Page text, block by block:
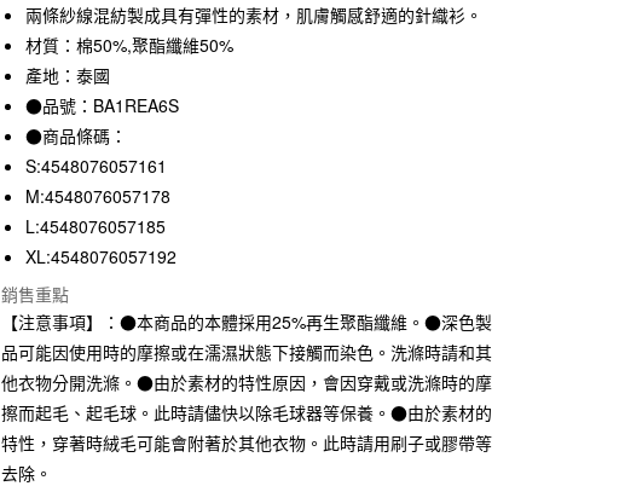
信用卡分期付款
3 期 0 利率 每期
合作金庫商業銀行
華南商業銀行
上海商業儲蓄銀行
臺灣中小企業銀行
匯豐（台灣）商業銀行
聯邦商業銀行
元大商業銀行
玉山商業銀行
台新國際商業銀行
中國信託商業銀行
台灣樂天信用卡公司
超商取貨付款
LINE Pay
Apple Pay
街口支付
悠遊付
運送方式
全家取貨付款
每筆NT$65，滿NT$1,000(含以上)免運費
兩條紗線混紡製成具有彈性的素材，肌膚觸感舒適的針織衫。
材質：棉50%,聚酯纖維50%
產地：泰國
●品號：BA1REA6S
●商品條碼：
S:4548076057161
M:4548076057178
L:4548076057185
XL:4548076057192
銷售重點
【注意事項】：●本商品的本體採用25%再生聚酯纖維。●深色製
品可能因使用時的摩擦或在濡濕狀態下接觸而染色。洗滌時請和其
他衣物分開洗滌。●由於素材的特性原因，會因穿戴或洗滌時的摩
擦而起毛、起毛球。此時請儘快以除毛球器等保養。●由於素材的
特性，穿著時絨毛可能會附著於其他衣物。此時請用刷子或膠帶等
去除。